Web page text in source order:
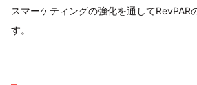
スマーケティングの強化を通してRevPAR
す。